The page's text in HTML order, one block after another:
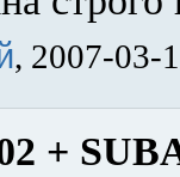
, 2007-03-
+